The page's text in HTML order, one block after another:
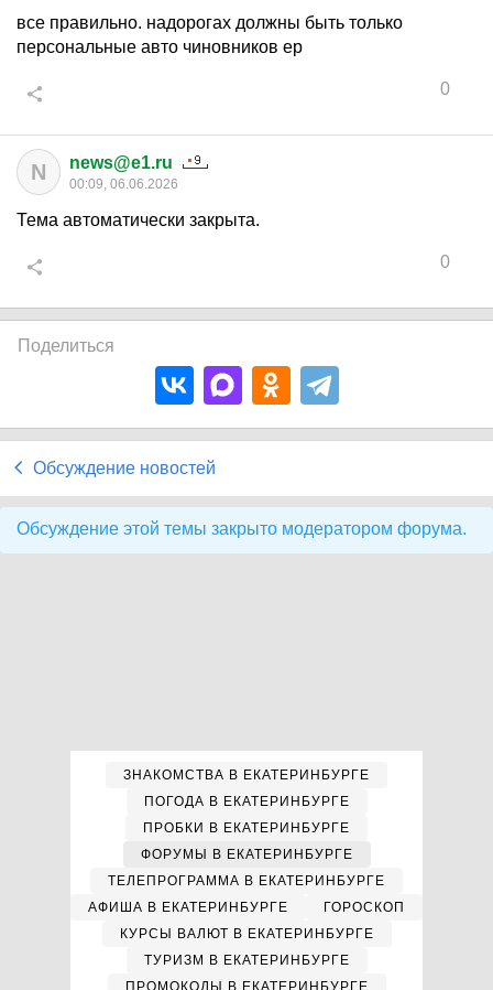
все правильно. надорогах должны быть только
персональные авто чиновников ер
0
N news@e1.ru
00:09, 06.06.2026
Тема автоматически закрыта.
0
Поделиться
Обсуждение новостей
Обсуждение этой темы закрыто модератором форума.
ЗНАКОМСТВА В ЕКАТЕРИНБУРГЕ
ПОГОДА В ЕКАТЕРИНБУРГЕ
ПРОБКИ В ЕКАТЕРИНБУРГЕ
ФОРУМЫ В ЕКАТЕРИНБУРГЕ
ТЕЛЕПРОГРАММА В ЕКАТЕРИНБУРГЕ
АФИША В ЕКАТЕРИНБУРГЕ
ГОРОСКОП
КУРСЫ ВАЛЮТ В ЕКАТЕРИНБУРГЕ
ТУРИЗМ В ЕКАТЕРИНБУРГЕ
ПРОМОКОДЫ В ЕКАТЕРИНБУРГЕ